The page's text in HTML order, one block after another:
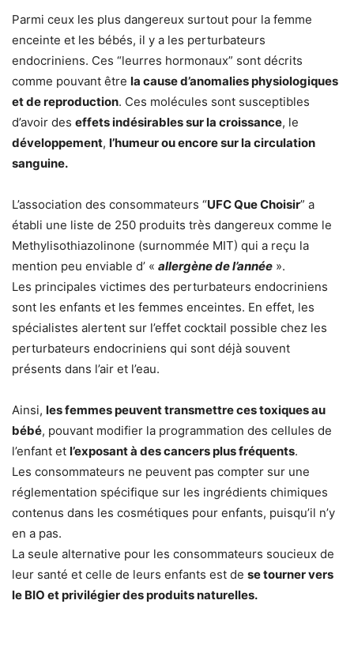
Parmi ceux les plus dangereux surtout pour la femme
enceinte et les bébés, il y a les perturbateurs
endocriniens. Ces “leurres hormonaux” sont décrits
comme pouvant être la cause d’anomalies physiologiques
et de reproduction. Ces molécules sont susceptibles
d’avoir des effets indésirables sur la croissance, le
développement, l’humeur ou encore sur la circulation
sanguine.
L’association des consommateurs “UFC Que Choisir” a
établi une liste de 250 produits très dangereux comme le
Methylisothiazolinone (surnommée MIT) qui a reçu la
mention peu enviable d’ « allergène de l’année ».
Les principales victimes des perturbateurs endocriniens
sont les enfants et les femmes enceintes. En effet, les
spécialistes alertent sur l’effet cocktail possible chez les
perturbateurs endocriniens qui sont déjà souvent
présents dans l’air et l’eau.
Ainsi, les femmes peuvent transmettre ces toxiques au
bébé, pouvant modifier la programmation des cellules de
l’enfant et l’exposant à des cancers plus fréquents.
Les consommateurs ne peuvent pas compter sur une
réglementation spécifique sur les ingrédients chimiques
contenus dans les cosmétiques pour enfants, puisqu’il n’y
en a pas.
La seule alternative pour les consommateurs soucieux de
leur santé et celle de leurs enfants est de se tourner vers
le BIO et privilégier des produits naturelles.